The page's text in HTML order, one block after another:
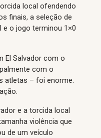
local ofendendo
finais, a seleção de
e o jogo terminou 1×0
El Salvador com o
com o
atletas – foi enorme.
e a torcida local
violência que
de um veículo